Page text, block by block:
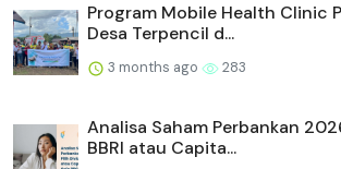
Program Mobile Health Clinic
Desa Terpencil d...
3 months ago 283
Analisa Saham Perbankan
BBRI atau Capita...